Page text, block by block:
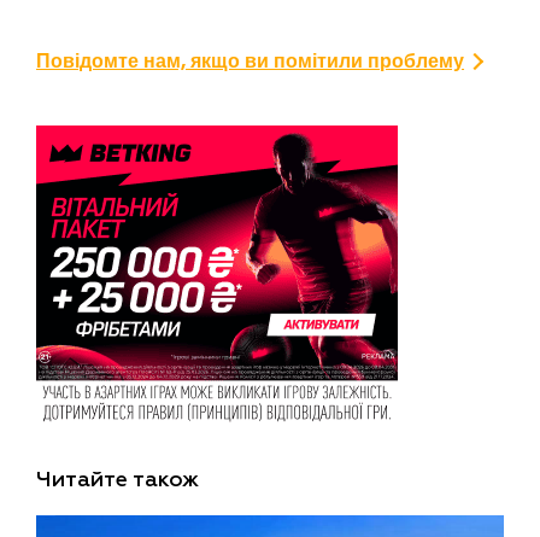
Повідомте нам, якщо ви помітили проблему
Читайте також